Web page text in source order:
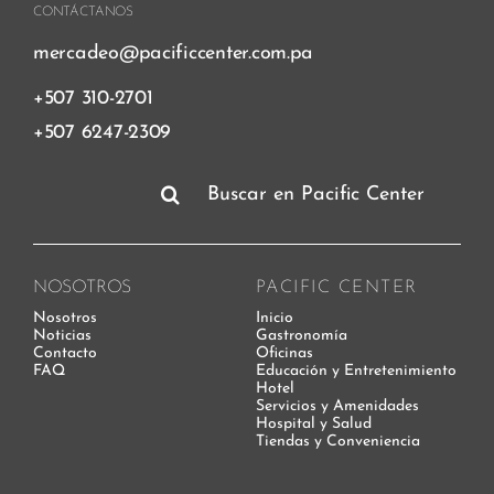
CONTÁCTANOS
mercadeo@pacificcenter.com.pa
+507 310-2701
+507 6247-2309
NOSOTROS
Nosotros
Noticias
Contacto
FAQ
PACIFIC CENTER
Inicio
Gastronomía
Oficinas
Educación y Entretenimiento
Hotel
Servicios y Amenidades
Hospital y Salud
Tiendas y Conveniencia